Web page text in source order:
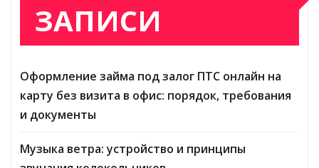
ЗАПИСИ
Оформление займа под залог ПТС онлайн на
карту без визита в офис: порядок, требования
и документы
Музыка ветра: устройство и принципы